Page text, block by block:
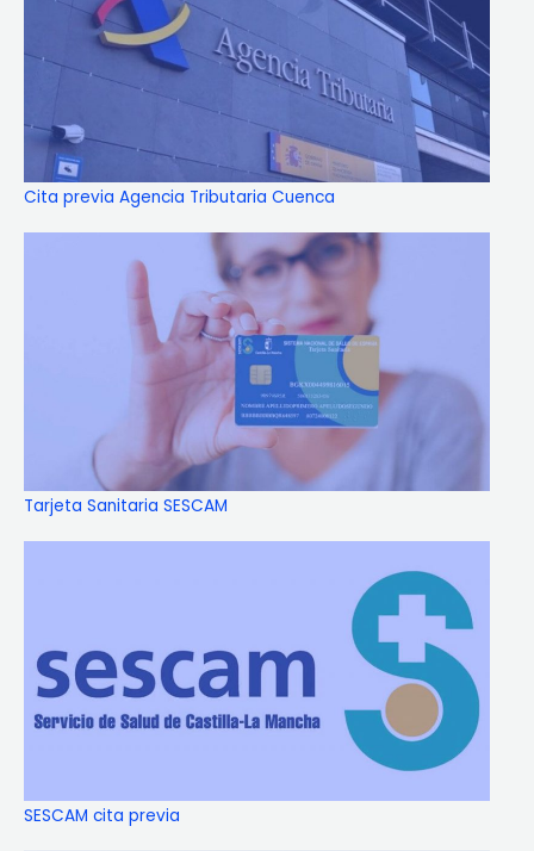
Cita previa Agencia Tributaria Cuenca
Tarjeta Sanitaria SESCAM
SESCAM cita previa